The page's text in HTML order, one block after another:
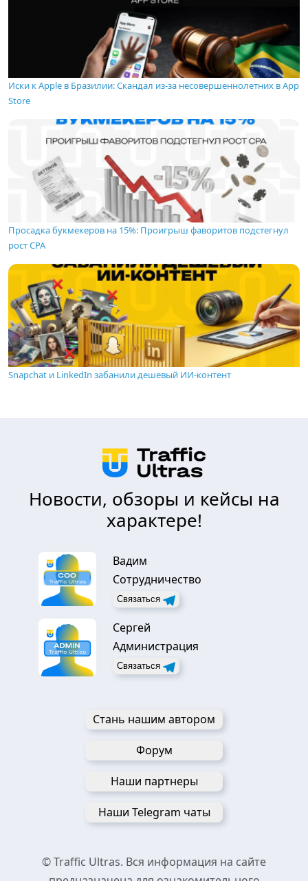
Иски к Apple в Бразилии: Скандал из-за несовершеннолетних в App
Store
Просадка букмекеров на 15%: Проигрыш фаворитов подстегнул
рост CPA
Snapchat и LinkedIn забанили дешевый ИИ-контент
Новости, обзоры и кейсы на
характере!
Вадим
Сотрудничество
Связаться
Сергей
Администрация
Связаться
Стань нашим автором
Форум
Наши партнеры
Наши Telegram чаты
© Traffic Ultras. Вся информация на сайте